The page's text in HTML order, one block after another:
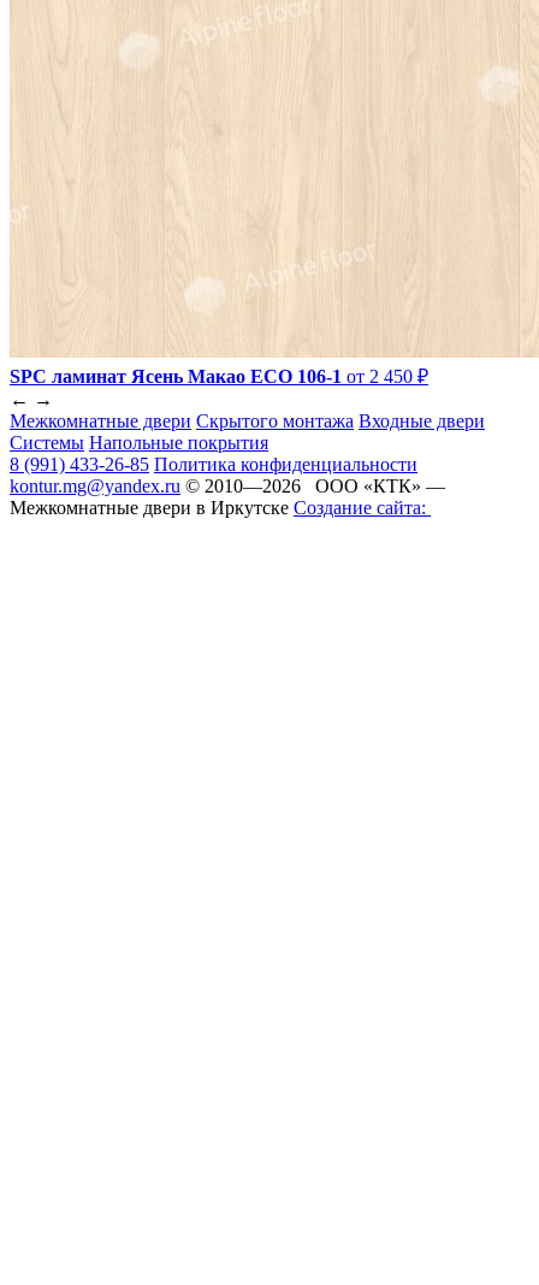
SPC ламинат Ясень Макао ЕСО 106-1 от 2 450 ₽
← →
Межкомнатные двери Скрытого монтажа Входные двери
Системы Напольные покрытия
8 (991) 433-26-85 Политика конфиденциальности
kontur.mg@yandex.ru © 2010—2026 ООО «КТК» —
Межкомнатные двери в Иркутске Создание сайта: